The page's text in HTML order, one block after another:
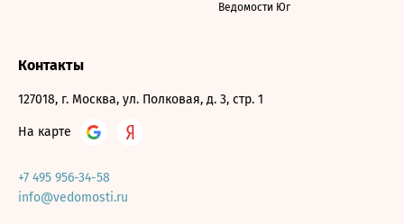
Ведомости Юг
Контакты
127018, г. Москва, ул. Полковая, д. 3, стр. 1
На карте
+7 495 956-34-58
info@vedomosti.ru